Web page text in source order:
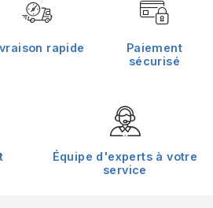
rapide
Paiement
sécurisé
Équipe d'experts à votre
service